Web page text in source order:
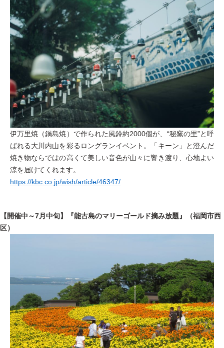
伊万里焼（鍋島焼）で作られた風鈴約2000個が、“秘窯の里”と呼
ばれる大川内山を彩るロングランイベント。「キーン」と澄んだ
焼き物ならではの高くて美しい音色が山々に響き渡り、心地よい
涼を届けてくれます。
https://kbc.co.jp/wish/article/46347/
【開催中～7月中旬】『能古島のマリーゴールド摘み放題』（福岡市西
区）